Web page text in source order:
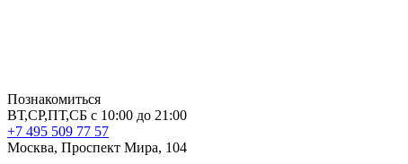
Познакомиться
ВТ,СР,ПТ,СБ с 10:00 до 21:00
+7 495 509 77 57
Москва, Проспект Мира, 104